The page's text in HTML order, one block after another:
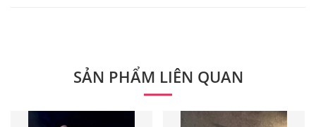
Quý khách vui lòng liên hệ để có thông tin chính xác.
SẢN PHẨM LIÊN QUAN